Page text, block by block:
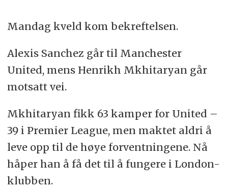
Mandag kveld kom bekreftelsen.
Alexis Sanchez går til Manchester
United, mens Henrikh Mkhitaryan går
motsatt vei.
Mkhitaryan fikk 63 kamper for United –
39 i Premier League, men maktet aldri å
leve opp til de høye forventningene. Nå
håper han å få det til å fungere i London-
klubben.